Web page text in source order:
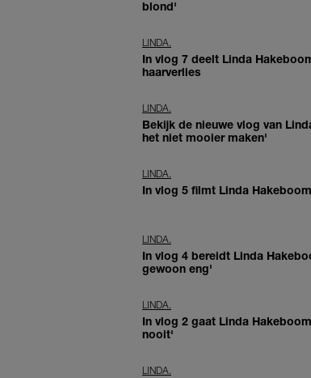
blond'
LINDA.
In vlog 7 deelt Linda
haarverlies
LINDA.
Bekijk de nieuwe vlog van
het niet mooier maken'
LINDA.
In vlog 5 filmt Linda
LINDA.
In vlog 4 bereidt Linda
gewoon eng'
LINDA.
In vlog 2 gaat Linda
nooit'
LINDA.